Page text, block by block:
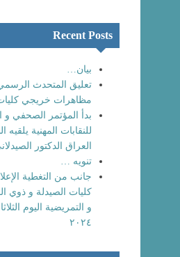
Recent Posts
بيان…
تعليق المتحدث
مظاهرات خريجي كليات
بدأ المؤتمر الصحفي و
للنقابات المهنية
العراق الدكتور
تنويه …
جانب من التغطية
كليات الصيدلة و ذوي
٢٠٢٤